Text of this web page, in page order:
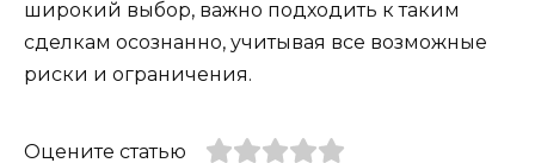
широкий выбор, важно подходить к таким
сделкам осознанно, учитывая все возможные
риски и ограничения.
Оцените статью